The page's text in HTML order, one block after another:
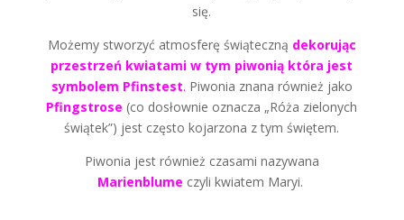
się.
Możemy stworzyć atmosferę świąteczną dekorując
przestrzeń kwiatami w tym piwonią która jest
symbolem Pfinstest. Piwonia znana również jako
Pfingstrose (co dosłownie oznacza „Róża zielonych
świątek”) jest często kojarzona z tym świętem.
Piwonia jest również czasami nazywana
Marienblume czyli kwiatem Maryi.